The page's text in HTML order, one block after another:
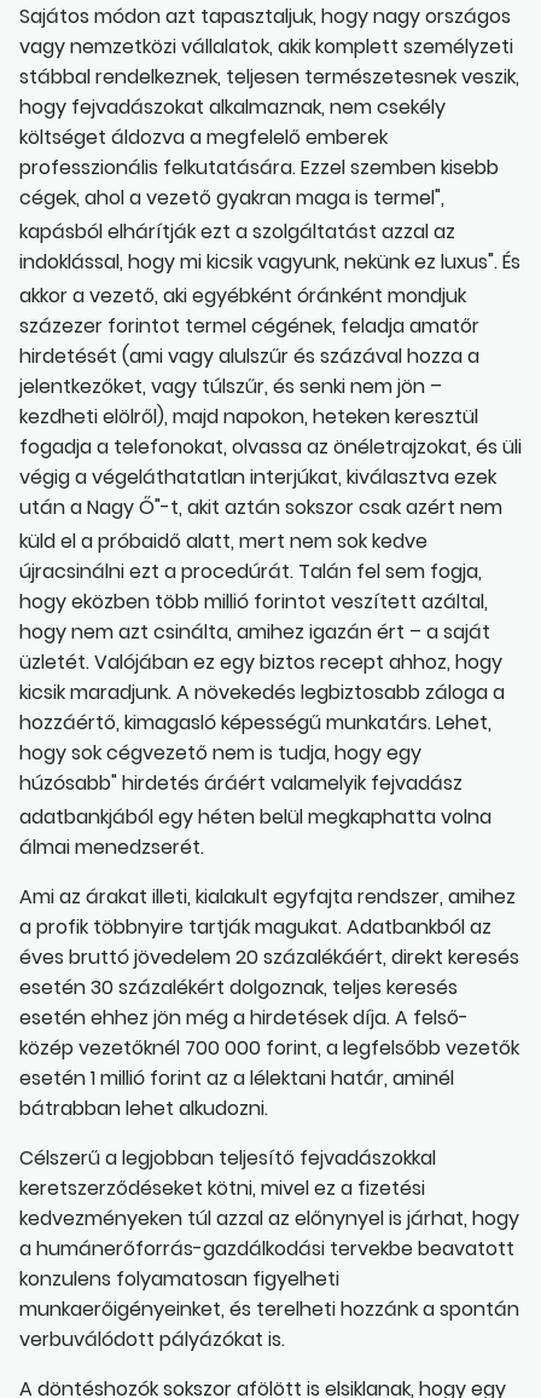
Sajátos módon azt tapasztaljuk, hogy nagy országos
vagy nemzetközi vállalatok, akik komplett személyzeti
stábbal rendelkeznek, teljesen természetesnek veszik,
hogy fejvadászokat alkalmaznak, nem csekély
költséget áldozva a megfelelő emberek
professzionális felkutatására. Ezzel szemben kisebb
cégek, ahol a vezető gyakran maga is termel",
kapásból elhárítják ezt a szolgáltatást azzal az
indoklással, hogy mi kicsik vagyunk, nekünk ez luxus". És
akkor a vezető, aki egyébként óránként mondjuk
százezer forintot termel cégének, feladja amatőr
hirdetését (ami vagy alulszűr és százával hozza a
jelentkezőket, vagy túlszűr, és senki nem jön –
kezdheti elölről), majd napokon, heteken keresztül
fogadja a telefonokat, olvassa az önéletrajzokat, és üli
végig a végeláthatatlan interjúkat, kiválasztva ezek
után a Nagy Ő"-t, akit aztán sokszor csak azért nem
küld el a próbaidő alatt, mert nem sok kedve
újracsinálni ezt a procedúrát. Talán fel sem fogja,
hogy eközben több millió forintot veszített azáltal,
hogy nem azt csinálta, amihez igazán ért – a saját
üzletét. Valójában ez egy biztos recept ahhoz, hogy
kicsik maradjunk. A növekedés legbiztosabb záloga a
hozzáértő, kimagasló képességű munkatárs. Lehet,
hogy sok cégvezető nem is tudja, hogy egy
húzósabb" hirdetés áráért valamelyik fejvadász
adatbankjából egy héten belül megkaphatta volna
álmai menedzserét.
Ami az árakat illeti, kialakult egyfajta rendszer, amihez
a profik többnyire tartják magukat. Adatbankból az
éves bruttó jövedelem 20 százalékáért, direkt keresés
esetén 30 százalékért dolgoznak, teljes keresés
esetén ehhez jön még a hirdetések díja. A felső-
közép vezetőknél 700 000 forint, a legfelsőbb vezetők
esetén 1 millió forint az a lélektani határ, aminél
bátrabban lehet alkudozni.
Célszerű a legjobban teljesítő fejvadászokkal
keretszerződéseket kötni, mivel ez a fizetési
kedvezményeken túl azzal az előnynyel is járhat, hogy
a humánerőforrás-gazdálkodási tervekbe beavatott
konzulens folyamatosan figyelheti
munkaerőigényeinket, és terelheti hozzánk a spontán
verbuválódott pályázókat is.
A döntéshozók sokszor afölött is elsiklanak, hogy egy